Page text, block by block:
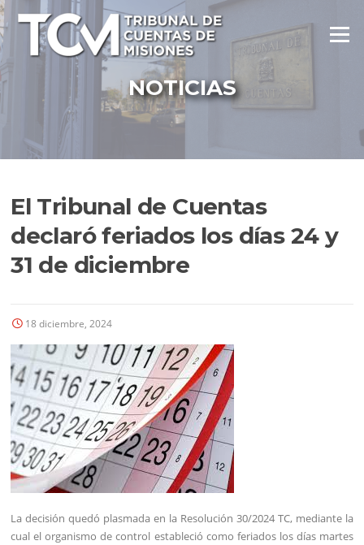
Ir
al
contenido
Menú
NOTICIAS
El Tribunal de Cuentas
declaró feriados los días 24 y
31 de diciembre
18 diciembre, 2024
La decisión quedó plasmada en la Resolución 30/2024 TC, mediante la
cual el organismo de control estableció como feriados los días martes